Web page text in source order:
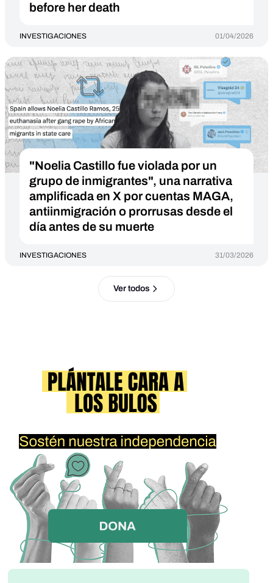
before her death
INVESTIGACIONES 01/04/2026
"Noelia Castillo fue violada por un
grupo de inmigrantes", una narrativa
amplificada en X por cuentas MAGA,
antiinmigración o prorrusas desde el
día antes de su muerte
INVESTIGACIONES 31/03/2026
Ver todos